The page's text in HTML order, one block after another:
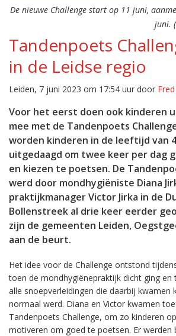
De nieuwe Challenge start op 11 juni,
juni.
Tandenpoets
in de Leidse regio
Leiden, 7 juni 2023 om 17:54 uur door
Voor het eerst doen ook kinderen
mee met de Tandenpoets
worden kinderen in de leeftijd van
uitgedaagd om twee keer per dag
en kiezen te poetsen. De
werd door mondhygiëniste Diana
praktijkmanager Victor Jirka in de
Bollenstreek al drie keer eerder
zijn de gemeenten Leiden,
aan de beurt.
Het idee voor de Challenge ontstond
toen de mondhygiënepraktijk dicht ging
alle snoepverleidingen die daarbij kwamen
normaal werd. Diana en Victor kwamen
Tandenpoets Challenge, om zo kinderen
motiveren om goed te poetsen. Er werden